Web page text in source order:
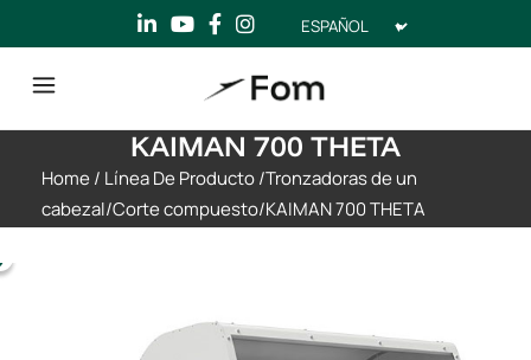
Elegir
un
idioma
KAIMAN 700 THETA
Home / Línea De Producto/Tronzadoras de un
cabezal/Corte compuesto/KAIMAN 700 THETA